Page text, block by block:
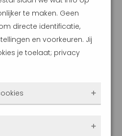
op record in de
sieraden thuis van
hiervan is in de
Zo kan die
opeens veel
te checken of je
te maken. Geen
directe identificatie,
en voorkeuren. Jij
je toelaat; privacy